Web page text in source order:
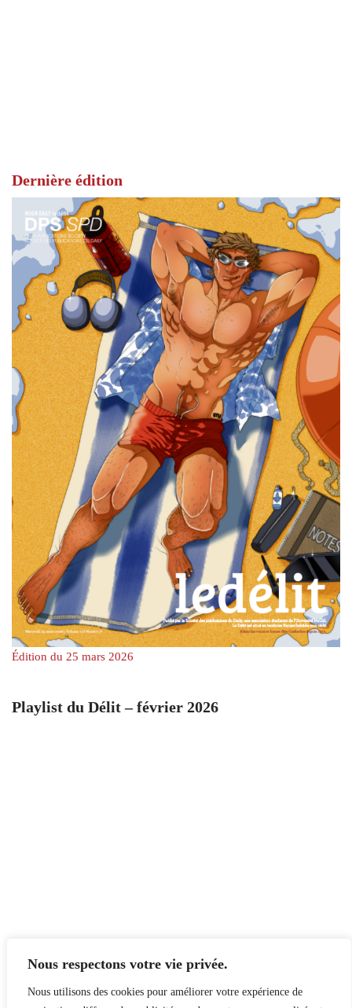
Nous respectons votre vie privée.
Nous utilisons des cookies pour améliorer votre expérience de
Dernière édition
Édition du 25 mars 2026
Playlist du Délit – février 2026